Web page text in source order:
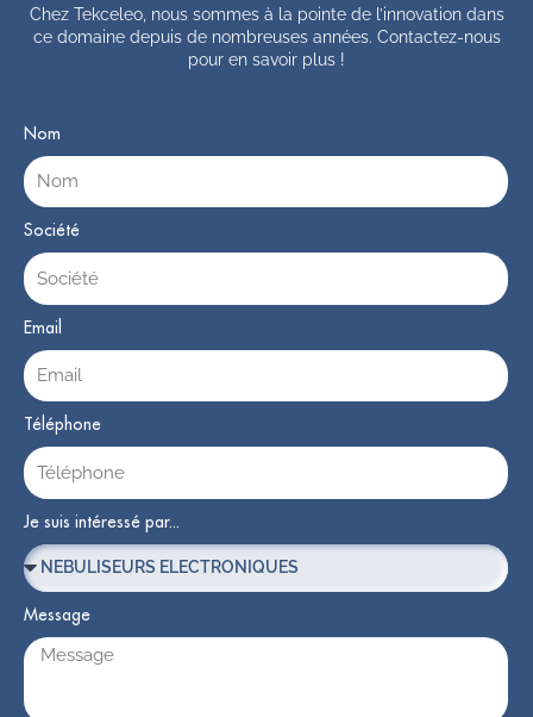
Chez Tekceleo, nous sommes à la pointe de l’innovation dans
ce domaine depuis de nombreuses années. Contactez-nous
pour en savoir plus !
Nom
Société
Email
Téléphone
Je suis intéressé par...
Message